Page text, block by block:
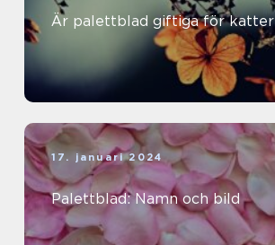
Är palettblad giftiga för katter
17. januari 2024
Palettblad: Namn och bild